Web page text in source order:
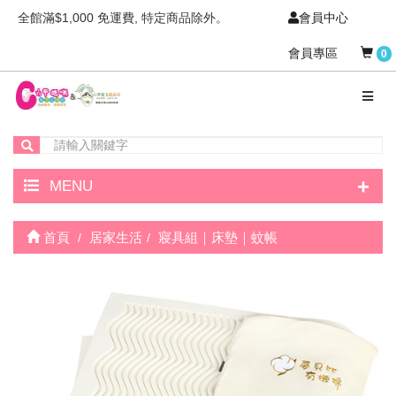
全館滿$1,000 免運費, 特定商品除外。 會員中心
會員專區 0
MENU +
首頁 居家生活 寢具組｜床墊｜蚊帳